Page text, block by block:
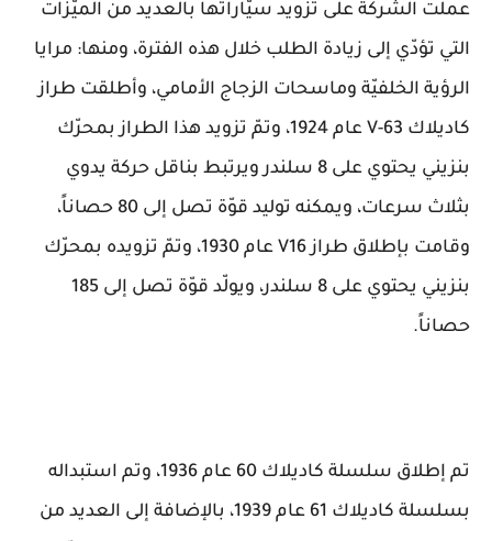
عملت الشركة على تزويد سيّاراتها بالعديد من الميّزات
التي تؤدّي إلى زيادة الطلب خلال هذه الفترة، ومنها: مرايا
الرؤية الخلفيّة وماسحات الزجاج الأمامي، وأطلقت طراز
كاديلاك V-63 عام 1924، وتمّ تزويد هذا الطراز بمحرّك
بنزيني يحتوي على 8 سلندر ويرتبط بناقل حركة يدوي
بثلاث سرعات، ويمكنه توليد قوّة تصل إلى 80 حصاناً،
وقامت بإطلاق طراز V16 عام 1930، وتمّ تزويده بمحرّك
بنزيني يحتوي على 8 سلندر، ويولّد قوّة تصل إلى 185
حصاناً.
تم إطلاق سلسلة كاديلاك 60 عام 1936، وتم استبداله
بسلسلة كاديلاك 61 عام 1939، بالإضافة إلى العديد من